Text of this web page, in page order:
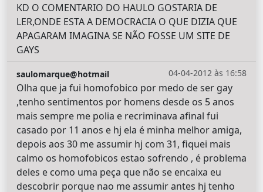
KD O COMENTARIO DO HAULO GOSTARIA DE
LER,ONDE ESTA A DEMOCRACIA O QUE DIZIA QUE
APAGARAM IMAGINA SE NÃO FOSSE UM SITE DE
GAYS
04-04-2012 às 16:58
saulomarque@hotmail
Olha que ja fui homofobico por medo de ser gay
,tenho sentimentos por homens desde os 5 anos
mais sempre me polia e recriminava afinal fui
casado por 11 anos e hj ela é minha melhor amiga,
depois aos 30 me assumir hj com 31, fiquei mais
calmo os homofobicos estao sofrendo , é problema
deles e como uma peça que não se encaixa eu
descobrir porque nao me assumir antes hj tenho